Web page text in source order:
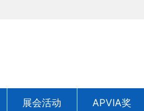
展会活动 APVIA奖